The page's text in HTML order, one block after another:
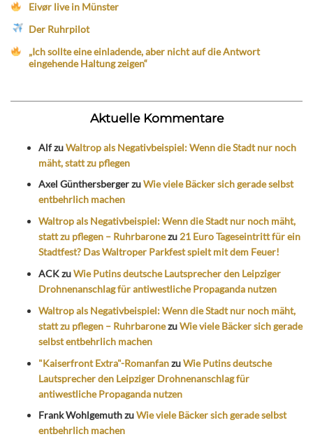
Eivør live in Münster
Der Ruhrpilot
„Ich sollte eine einladende, aber nicht auf die Antwort
eingehende Haltung zeigen“
Aktuelle Kommentare
AlfzuWaltrop als Negativbeispiel: Wenn die Stadt nur noch
mäht, statt zu pflegen
Axel GünthersbergerzuWie viele Bäcker sich gerade selbst
entbehrlich machen
Waltrop als Negativbeispiel: Wenn die Stadt nur noch mäht,
statt zu pflegen – Ruhrbaronezu 21 Euro Tageseintritt für ein
Stadtfest? Das Waltroper Parkfest spielt mit dem Feuer!
ACKzuWie Putins deutsche Lautsprecher den Leipziger
Drohnenanschlag für antiwestliche Propaganda nutzen
Waltrop als Negativbeispiel: Wenn die Stadt nur noch mäht,
statt zu pflegen – RuhrbaronezuWie viele Bäcker sich gerade
selbst entbehrlich machen
"Kaiserfront Extra"-RomanfanzuWie Putins deutsche
Lautsprecher den Leipziger Drohnenanschlag für
antiwestliche Propaganda nutzen
Frank WohlgemuthzuWie viele Bäcker sich gerade selbst
entbehrlich machen